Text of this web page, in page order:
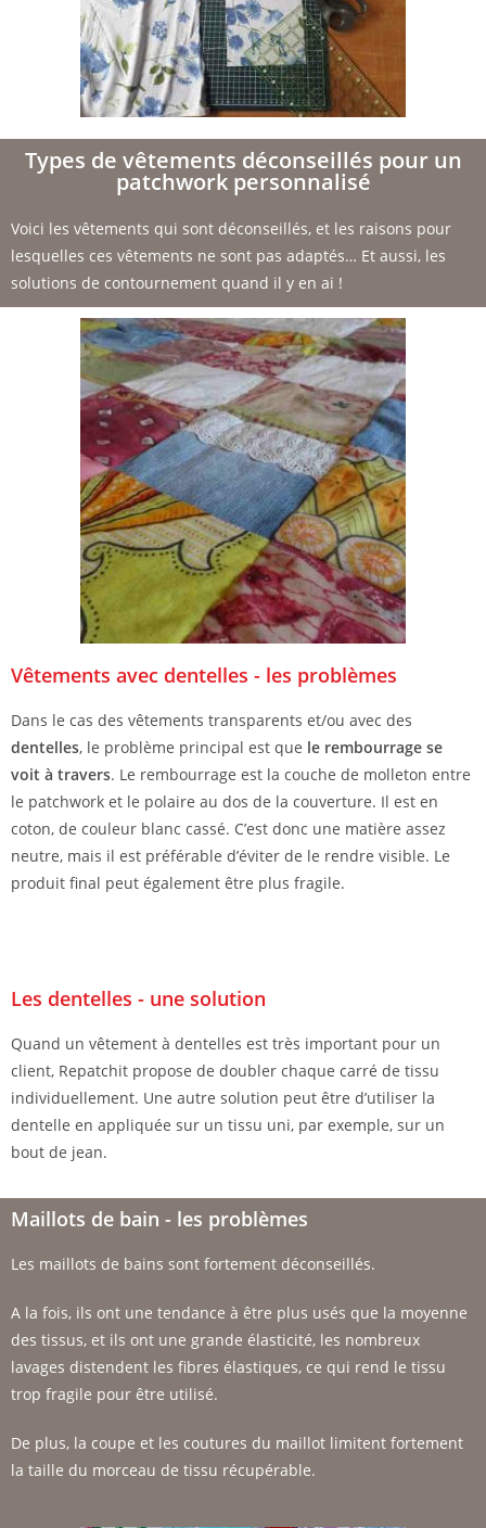
Types de vêtements déconseillés pour un
patchwork personnalisé
Voici les vêtements qui sont déconseillés, et les raisons pour
lesquelles ces vêtements ne sont pas adaptés… Et aussi, les
solutions de contournement quand il y en ai !
Vêtements avec dentelles - les problèmes
Dans le cas des vêtements transparents et/ou avec des
dentelles, le problème principal est que le rembourrage se
voit à travers. Le rembourrage est la couche de molleton entre
le patchwork et le polaire au dos de la couverture. Il est en
coton, de couleur blanc cassé. C’est donc une matière assez
neutre, mais il est préférable d’éviter de le rendre visible. Le
produit final peut également être plus fragile.
Les dentelles - une solution
Quand un vêtement à dentelles est très important pour un
client, Repatchit propose de doubler chaque carré de tissu
individuellement. Une autre solution peut être d’utiliser la
dentelle en appliquée sur un tissu uni, par exemple, sur un
bout de jean.
Maillots de bain - les problèmes
Les maillots de bains sont fortement déconseillés.
A la fois, ils ont une tendance à être plus usés que la moyenne
des tissus, et ils ont une grande élasticité, les nombreux
lavages distendent les fibres élastiques, ce qui rend le tissu
trop fragile pour être utilisé.
De plus, la coupe et les coutures du maillot limitent fortement
la taille du morceau de tissu récupérable.